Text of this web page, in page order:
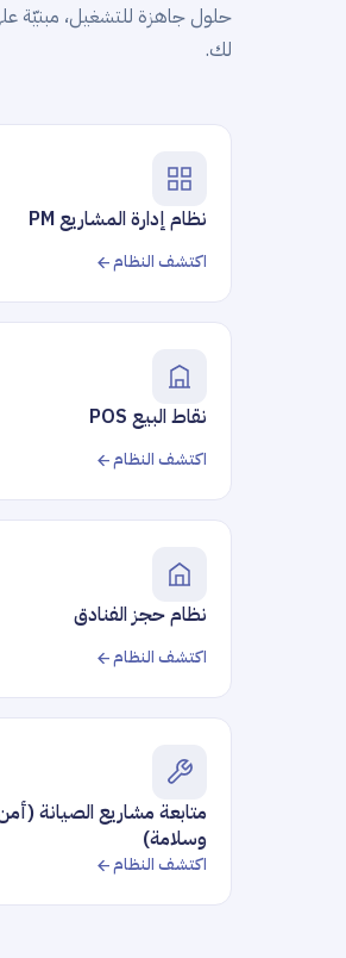
حلول جاهزة للتشغيل، مبنيّة
لك.
نظام إدارة المشاريع PM
اكتشف النظام
نقاط البيع POS
اكتشف النظام
نظام حجز الفنادق
اكتشف النظام
متابعة مشاريع الصيانة
وسلامة)
اكتشف النظام